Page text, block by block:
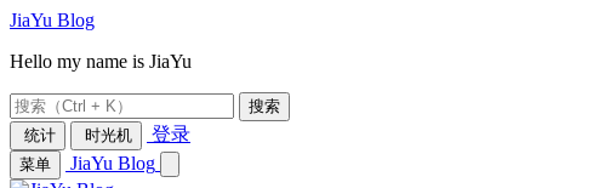
JiaYu Blog
Hello my name is JiaYu
搜索
统计
时光机 登录
菜单 JiaYu Blog